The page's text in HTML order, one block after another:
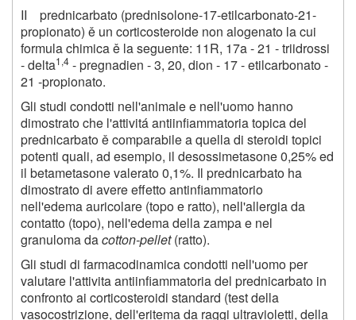
II prednicarbato (prednisolone-17-etilcarbonato-21-
propionato) ě un corticosteroide non alogenato la cui
formula chimica ě la seguente: 11R, 17a - 21 - triidrossi
- delta1,4 - pregnadien - 3, 20, dion - 17 - etilcarbonato -
21 -propionato.
Gli studi condotti nell'animale e nell'uomo hanno
dimostrato che l'attivitá antiinfiammatoria topica del
prednicarbato ě comparabile a quella di steroidi topici
potenti quali, ad esempio, il desossimetasone 0,25% ed
il betametasone valerato 0,1%. Il prednicarbato ha
dimostrato di avere effetto antinfiammatorio
nell'edema auricolare (topo e ratto), nell'allergia da
contatto (topo), nell'edema della zampa e nel
granuloma dacotton-pellet(ratto).
Gli studi di farmacodinamica condotti nell'uomo per
valutare l'attivita antiinfiammatoria del prednicarbato in
confronto ai corticosteroidi standard (test della
vasocostrizione, dell'eritema da raggi ultravioletti, della